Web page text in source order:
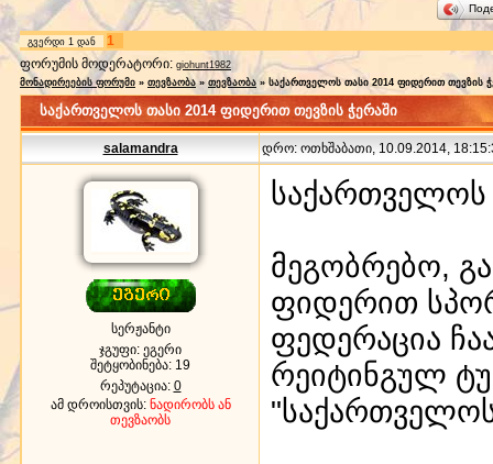
გვერდი 1 დან
1
ფორუმის მოდერატორი: giohunt1982
მონადირეების ფორუმი » თევზაობა » თევზაობა » საქართველოს თასი 2014 ფიდერით თევზის
საქართველოს თასი 2014 ფიდერით თევზის ჭერაში
salamandra დრო: ოთხშაბათი, 10.09.2014,
სერჟანტი
ჯგუფი: ეგერი
შეტყობინება: 19
რეპუტაცია: 0
ამ დროისთვის: ნადირობს ან
თევზაობს
საქართველოს
მეგობრებო,
ფიდერით
ფედერაცია
რეიტინგულ